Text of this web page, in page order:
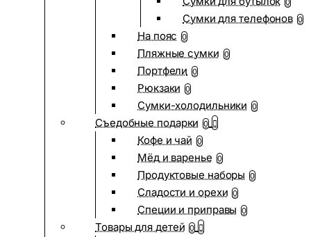
0
Сумки для телефонов 0
На пояс 0
Пляжные сумки 0
Портфели 0
Рюкзаки 0
Сумки-холодильники 0
Съедобные подарки 0
Кофе и чай 0
Мёд и варенье 0
Продуктовые наборы 0
Сладости и орехи 0
Специи и приправы 0
Товары для детей 0